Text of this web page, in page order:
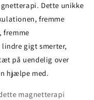
Dette unikke
fremme
fremme
gigt smerter,
på uendelig over
hjælpe med.
magnetterapi